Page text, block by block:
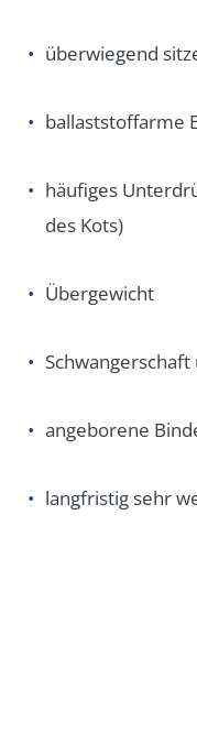
überwiegend
ballaststoffarme
häufiges
des Kots)
Übergewicht
angeborene
langfristig sehr